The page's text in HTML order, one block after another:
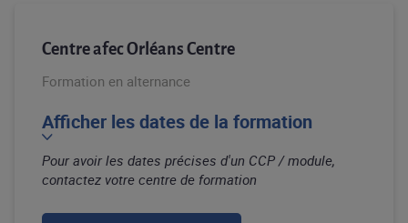
Centre afec Orléans Centre
Formation en alternance
Afficher les dates de la formation
Pour avoir les dates précises d'un CCP / module,
contactez votre centre de formation